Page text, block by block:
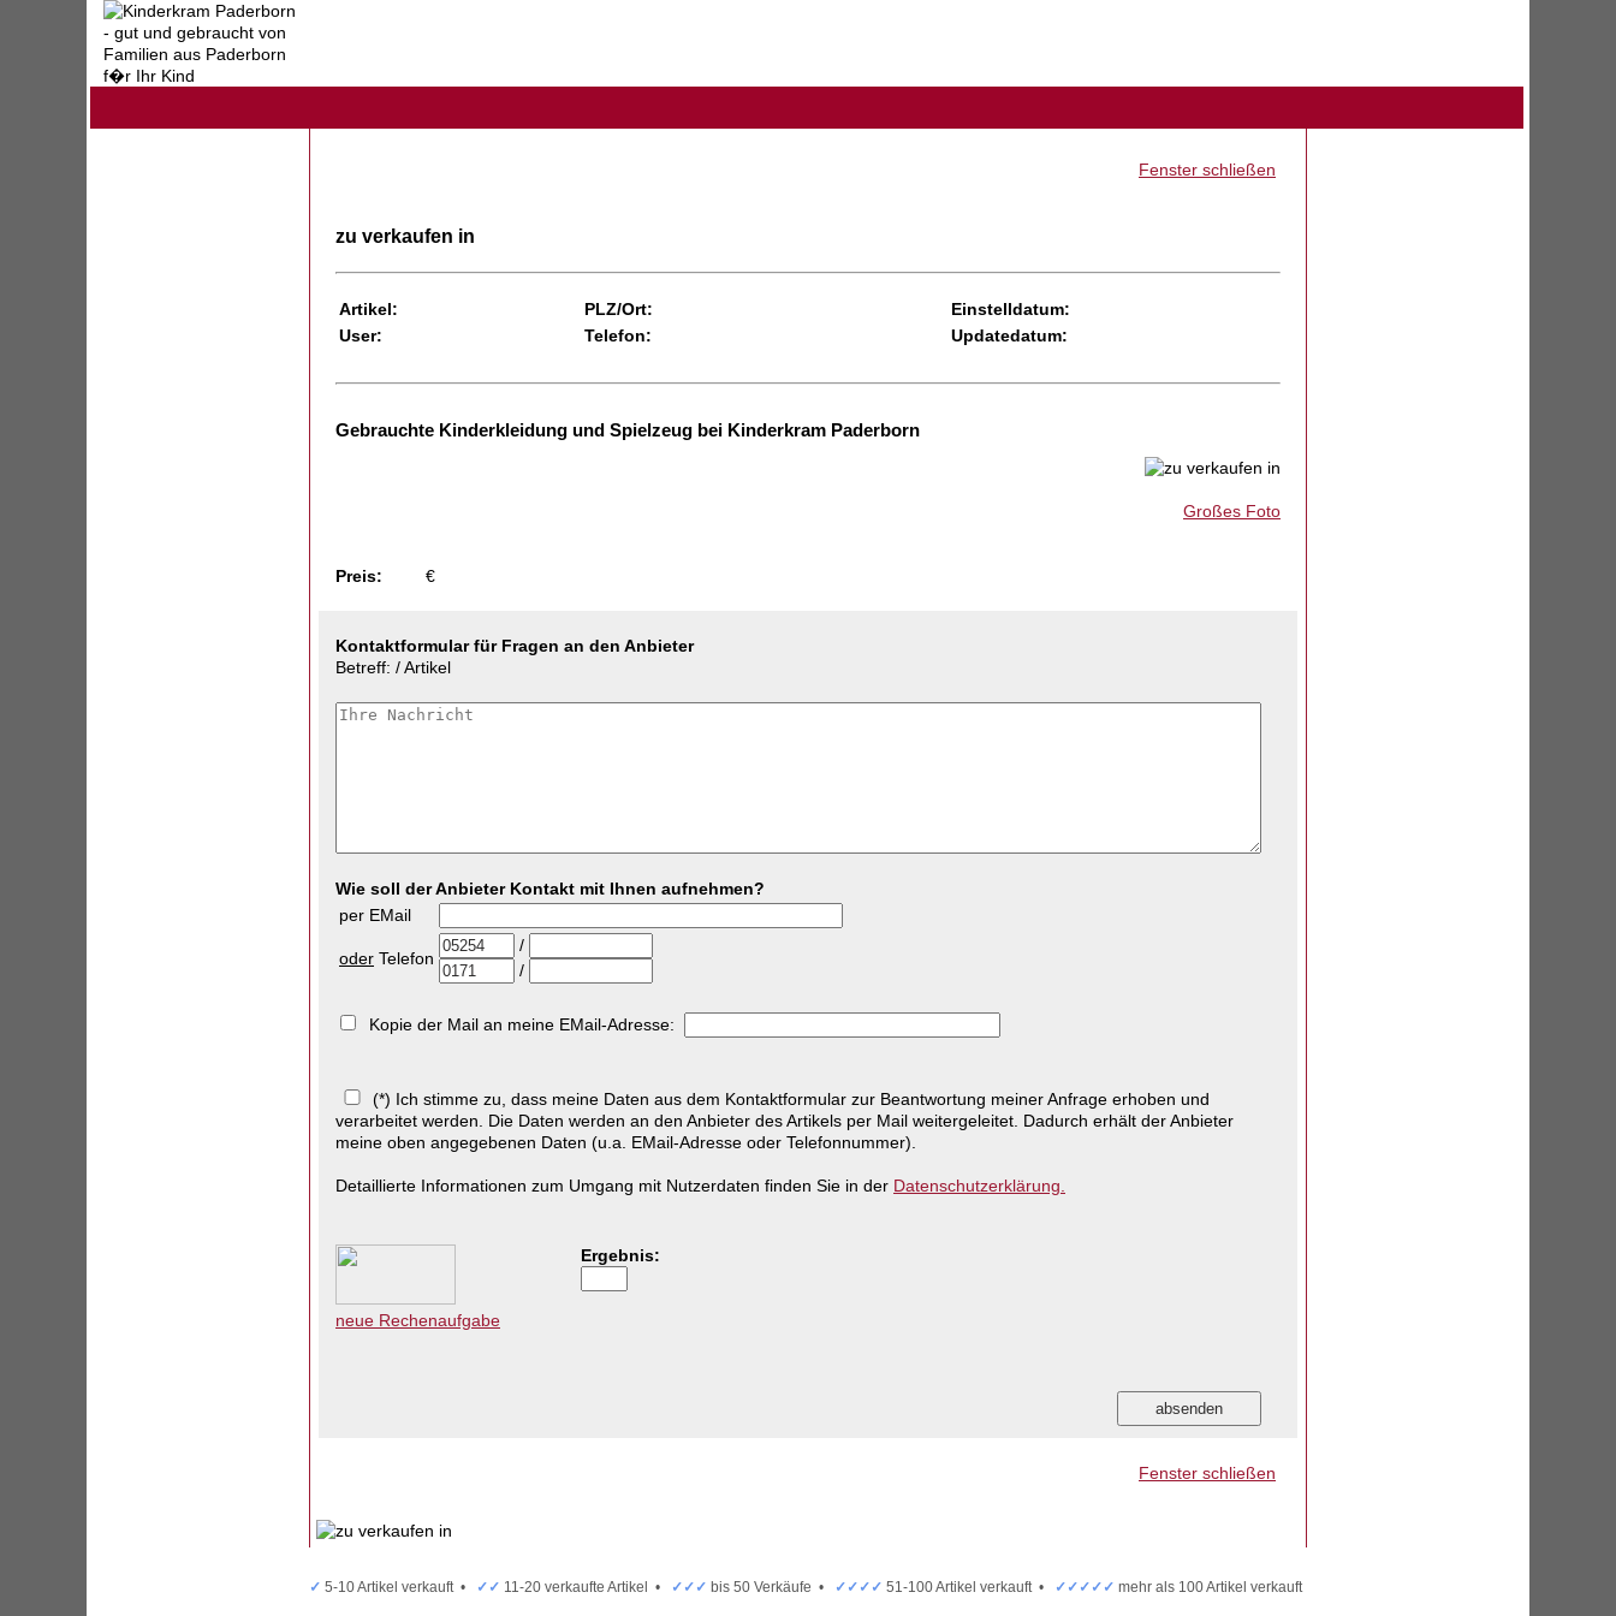
Fenster schließen
zu verkaufen in
Artikel:
User:
PLZ/Ort:
Telefon:
Einstelldatum:
Updatedatum:
Gebrauchte Kinderkleidung und Spielzeug bei Kinderkram Paderborn
Preis: €
Großes Foto
Kontaktformular für Fragen an den Anbieter
Betreff: / Artikel
Wie soll der Anbieter Kontakt mit Ihnen aufnehmen?
per EMail
oder Telefon
/
/
Kopie der Mail an meine EMail-Adresse:
(*) Ich stimme zu, dass meine Daten aus dem Kontaktformular zur Beantwortung meiner Anfrage erhoben und
verarbeitet werden. Die Daten werden an den Anbieter des Artikels per Mail weitergeleitet. Dadurch erhält der Anbieter
meine oben angegebenen Daten (u.a. EMail-Adresse oder Telefonnummer).
Detaillierte Informationen zum Umgang mit Nutzerdaten finden Sie in der Datenschutzerklärung.
neue Rechenaufgabe
Ergebnis:
Fenster schließen
✓ 5-10 Artikel verkauft • ✓✓ 11-20 verkaufte Artikel • ✓✓✓ bis 50 Verkäufe • ✓✓✓✓ 51-100 Artikel verkauft • ✓✓✓✓✓ mehr als 100 Artikel verkauft